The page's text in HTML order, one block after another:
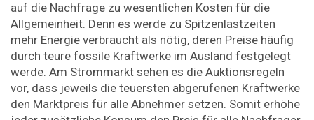
auf die Nachfrage zu wesentlichen Kosten für die
Allgemeinheit. Denn es werde zu Spitzenlastzeiten
mehr Energie verbraucht als nötig, deren Preise häufig
durch teure fossile Kraftwerke im Ausland festgelegt
werde. Am Strommarkt sehen es die Auktionsregeln
vor, dass jeweils die teuersten abgerufenen Kraftwerke
den Marktpreis für alle Abnehmer setzen. Somit erhöhe